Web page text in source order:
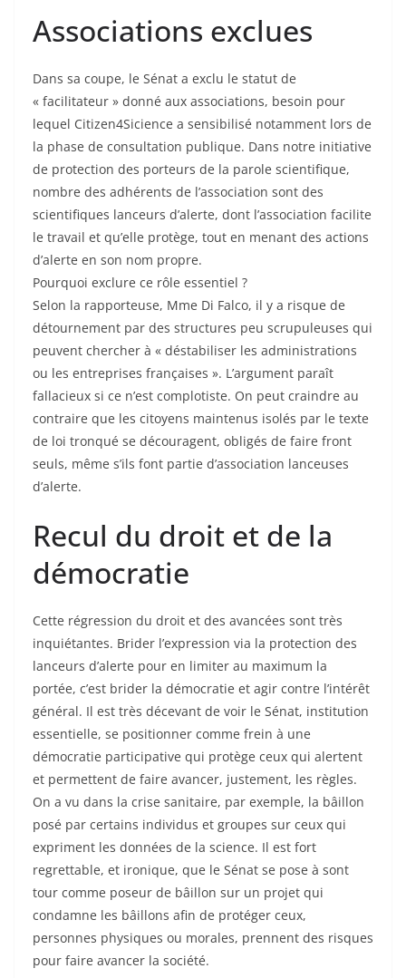
Associations exclues
Dans sa coupe, le Sénat a exclu le statut de
« facilitateur » donné aux associations, besoin pour
lequel Citizen4Sicience a sensibilisé notamment lors de
la phase de consultation publique. Dans notre initiative
de protection des porteurs de la parole scientifique,
nombre des adhérents de l’association sont des
scientifiques lanceurs d’alerte, dont l’association facilite
le travail et qu’elle protège, tout en menant des actions
d’alerte en son nom propre.
Pourquoi exclure ce rôle essentiel ?
Selon la rapporteuse, Mme Di Falco, il y a risque de
détournement par des structures peu scrupuleuses qui
peuvent chercher à « déstabiliser les administrations
ou les entreprises françaises ». L’argument paraît
fallacieux si ce n’est complotiste. On peut craindre au
contraire que les citoyens maintenus isolés par le texte
de loi tronqué se découragent, obligés de faire front
seuls, même s’ils font partie d’association lanceuses
d’alerte.
Recul du droit et de la
démocratie
Cette régression du droit et des avancées sont très
inquiétantes. Brider l’expression via la protection des
lanceurs d’alerte pour en limiter au maximum la
portée, c’est brider la démocratie et agir contre l’intérêt
général. Il est très décevant de voir le Sénat, institution
essentielle, se positionner comme frein à une
démocratie participative qui protège ceux qui alertent
et permettent de faire avancer, justement, les règles.
On a vu dans la crise sanitaire, par exemple, la bâillon
posé par certains individus et groupes sur ceux qui
expriment les données de la science. Il est fort
regrettable, et ironique, que le Sénat se pose à sont
tour comme poseur de bâillon sur un projet qui
condamne les bâillons afin de protéger ceux,
personnes physiques ou morales, prennent des risques
pour faire avancer la société.